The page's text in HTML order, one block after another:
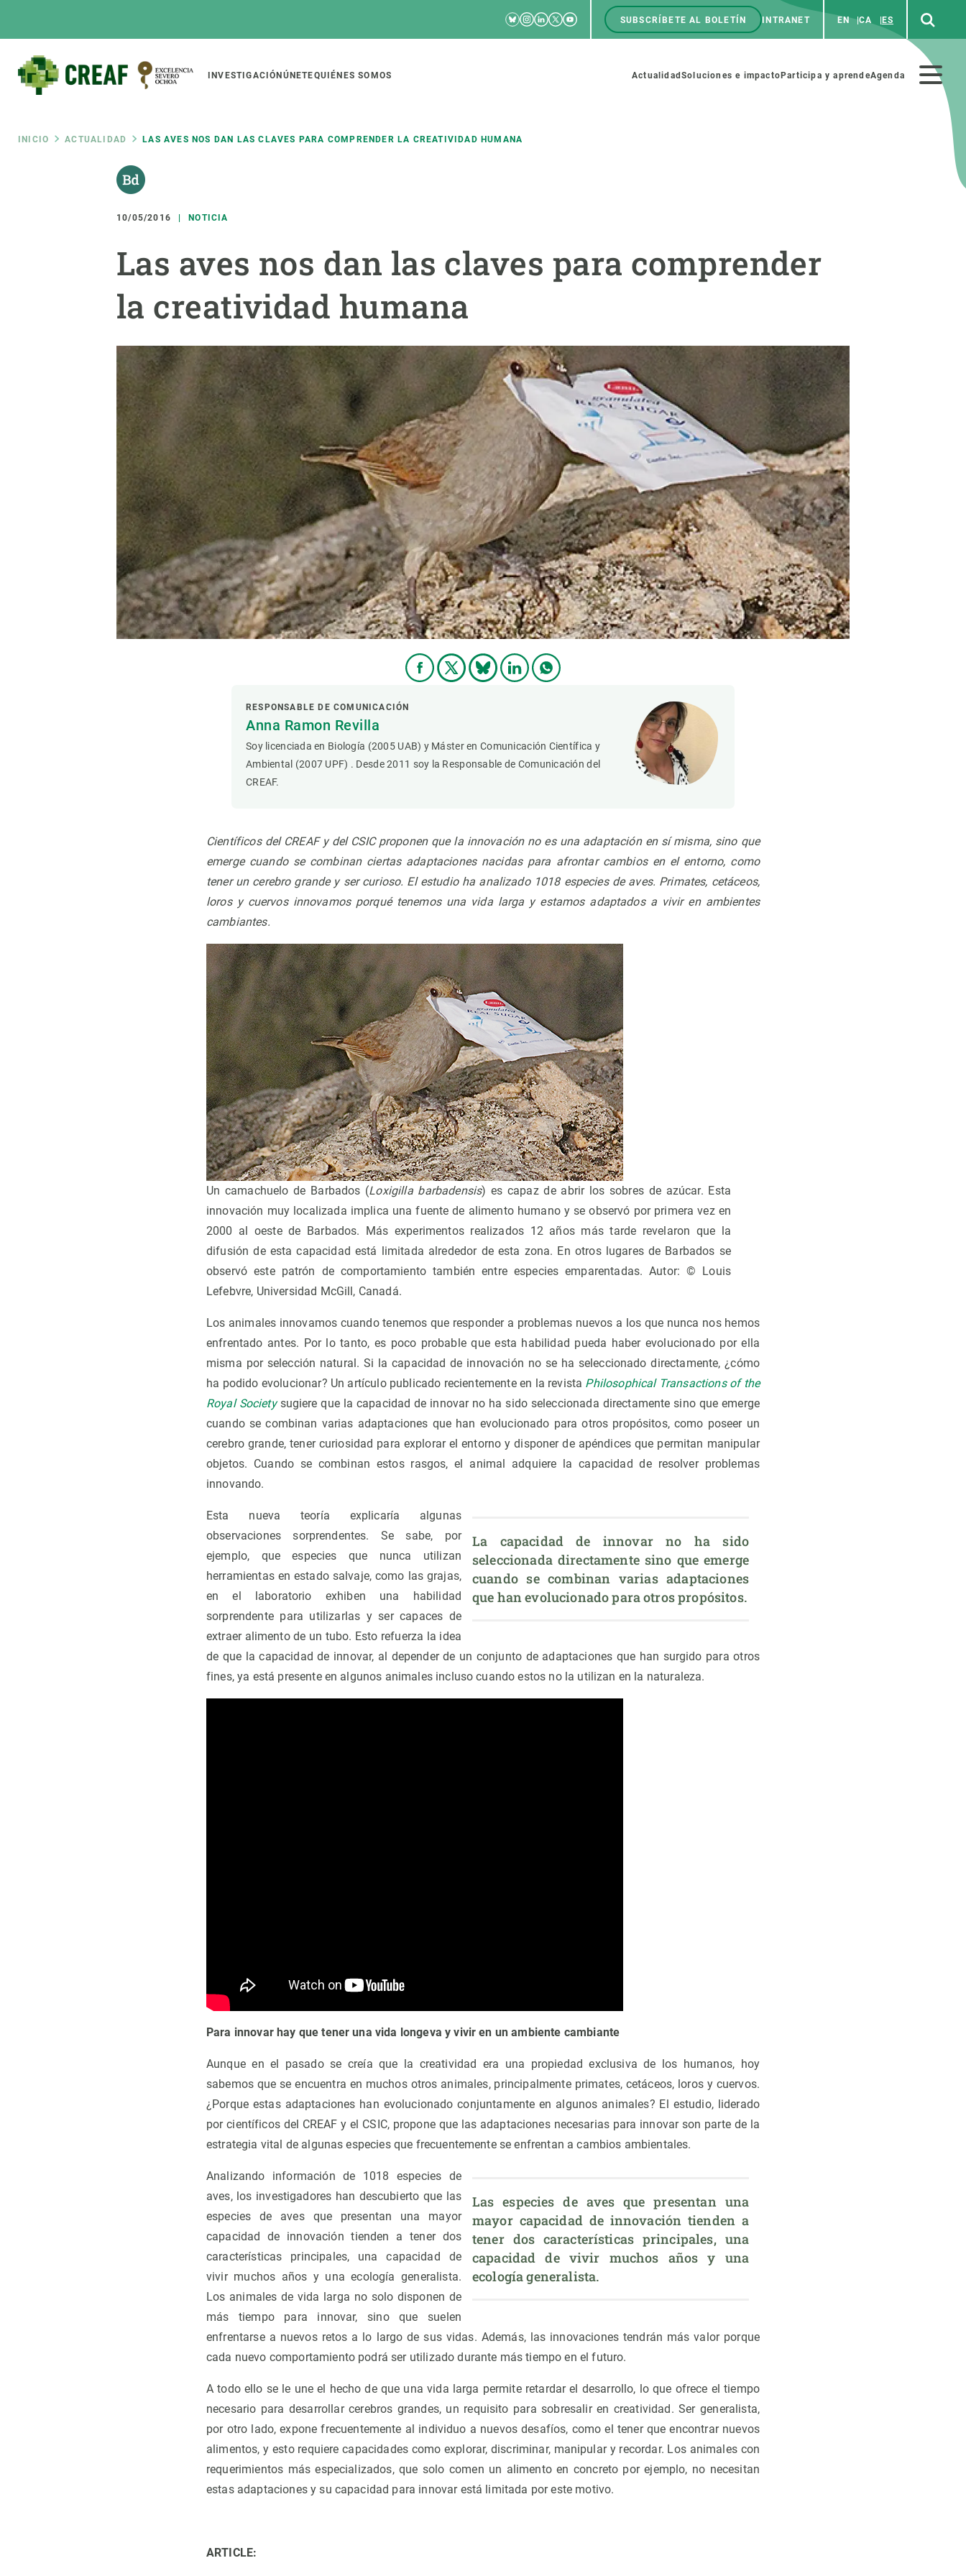
RRSS
Bluesky
Instagram
Linkedin
TwitterYoutube
Menú
top
SUBSCRÍBETE AL BOLETÍN INTRANET EN CA ES
Main
navigation
INVESTIGACIÓN ÚNETEQUIÉNES SOMOS
Menú
Actualidad Soluciones e impacto Participa y aprendeAgenda
Ruta
INICIO ACTUALIDAD LAS AVES NOS DAN LAS CLAVES PARA COMPRENDER LA CREATIVIDAD HUMANA
10/05/2016 NOTICIA
Las aves nos dan las claves para comprender
la creatividad humana
RESPONSABLE DE COMUNICACIÓN
Anna Ramon Revilla
Soy licenciada en Biología (2005 UAB) y Máster en Comunicación Científica y
Ambiental (2007 UPF) . Desde 2011 soy la Responsable de Comunicación del
CREAF.
Científicos del CREAF y del CSIC proponen que la innovación no es una adaptación en sí misma, sino que
emerge cuando se combinan ciertas adaptaciones nacidas para afrontar cambios en el entorno, como
tener un cerebro grande y ser curioso. El estudio ha analizado 1018 especies de aves. Primates, cetáceos,
loros y cuervos innovamos porqué tenemos una vida larga y estamos adaptados a vivir en ambientes
cambiantes.
Un camachuelo de Barbados (Loxigilla barbadensis) es capaz de abrir los sobres de azúcar. Esta
innovación muy localizada implica una fuente de alimento humano y se observó por primera vez en
2000 al oeste de Barbados. Más experimentos realizados 12 años más tarde revelaron que la
difusión de esta capacidad está limitada alrededor de esta zona. En otros lugares de Barbados se
observó este patrón de comportamiento también entre especies emparentadas. Autor: © Louis
Lefebvre, Universidad McGill, Canadá.
Los animales innovamos cuando tenemos que responder a problemas nuevos a los que nunca nos hemos
enfrentado antes. Por lo tanto, es poco probable que esta habilidad pueda haber evolucionado por ella
misma por selección natural. Si la capacidad de innovación no se ha seleccionado directamente, ¿cómo
ha podido evolucionar? Un artículo publicado recientemente en la revista Philosophical Transactions of the
Royal Societysugiere que la capacidad de innovar no ha sido seleccionada directamente sino que emerge
cuando se combinan varias adaptaciones que han evolucionado para otros propósitos, como poseer un
cerebro grande, tener curiosidad para explorar el entorno y disponer de apéndices que permitan manipular
objetos. Cuando se combinan estos rasgos, el animal adquiere la capacidad de resolver problemas
innovando.
La capacidad de innovar no ha sido
seleccionada directamente sino que emerge
cuando se combinan varias adaptaciones
que han evolucionado para otros propósitos.
Esta nueva teoría explicaría algunas
observaciones sorprendentes. Se sabe, por
ejemplo, que especies que nunca utilizan
herramientas en estado salvaje, como las grajas,
en el laboratorio exhiben una habilidad
sorprendente para utilizarlas y ser capaces de
extraer alimento de un tubo. Esto refuerza la idea
de que la capacidad de innovar, al depender de un conjunto de adaptaciones que han surgido para otros
fines, ya está presente en algunos animales incluso cuando estos no la utilizan en la naturaleza.
Para innovar hay que tener una vida longeva y vivir en un ambiente cambiante
Aunque en el pasado se creía que la creatividad era una propiedad exclusiva de los humanos, hoy
sabemos que se encuentra en muchos otros animales, principalmente primates, cetáceos, loros y cuervos.
¿Porque estas adaptaciones han evolucionado conjuntamente en algunos animales? El estudio, liderado
por científicos del CREAF y el CSIC, propone que las adaptaciones necesarias para innovar son parte de la
estrategia vital de algunas especies que frecuentemente se enfrentan a cambios ambientales.
Las especies de aves que presentan una
mayor capacidad de innovación tienden a
tener dos características principales, una
capacidad de vivir muchos años y una
ecología generalista.
Analizando información de 1018 especies de
aves, los investigadores han descubierto que las
especies de aves que presentan una mayor
capacidad de innovación tienden a tener dos
características principales, una capacidad de
vivir muchos años y una ecología generalista.
Los animales de vida larga no solo disponen de
más tiempo para innovar, sino que suelen
enfrentarse a nuevos retos a lo largo de sus vidas. Además, las innovaciones tendrán más valor porque
cada nuevo comportamiento podrá ser utilizado durante más tiempo en el futuro.
A todo ello se le une el hecho de que una vida larga permite retardar el desarrollo, lo que ofrece el tiempo
necesario para desarrollar cerebros grandes, un requisito para sobresalir en creatividad. Ser generalista,
por otro lado, expone frecuentemente al individuo a nuevos desafíos, como el tener que encontrar nuevos
alimentos, y esto requiere capacidades como explorar, discriminar, manipular y recordar. Los animales con
requerimientos más especializados, que solo comen un alimento en concreto por ejemplo, no necesitan
estas adaptaciones y su capacidad para innovar está limitada por este motivo.
ARTICLE:
Featured
responsive
Responsive
menu
SOBRE NOSOTROS
Organización institucional
Equidad, Diversidad e Inclusión (EDI)
Ciencia abierta y gestión del conocimiento
Biodiversidad
Funcionamento de ecosistemas
Temas transversales
Publicaciones
Synthesis Actions
Soluciones Estrategia de Recursos Humanos
Oportunidades académicas
Programa de másteres y doctorado
Visitante o sabático
Un lugar donde crecer
Desarrollo de carrera
Seminarios y actividades internas
Te ofrecemos formación
Haz ciencia con nosotros
Eventos anteriores
Funcionamiento de los ecosistemas